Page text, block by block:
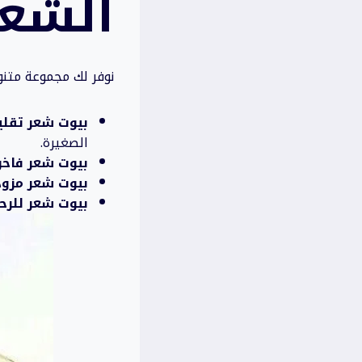
نوفر لك مجموعة
بيوت شعر
الصغيرة.
بيوت شعر
بيوت شعر
بيوت شعر